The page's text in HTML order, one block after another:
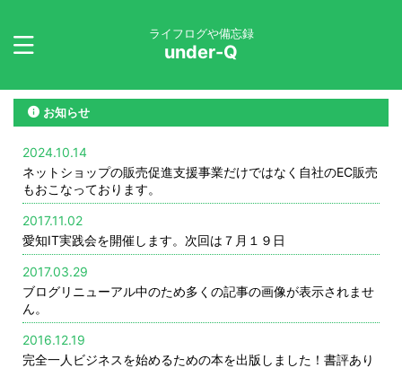
ライフログや備忘録
under-Q
お知らせ
2024.10.14
ネットショップの販売促進支援事業だけではなく自社のEC販売
もおこなっております。
2017.11.02
愛知IT実践会を開催します。次回は７月１９日
2017.03.29
ブログリニューアル中のため多くの記事の画像が表示されませ
ん。
2016.12.19
完全一人ビジネスを始めるための本を出版しました！書評あり